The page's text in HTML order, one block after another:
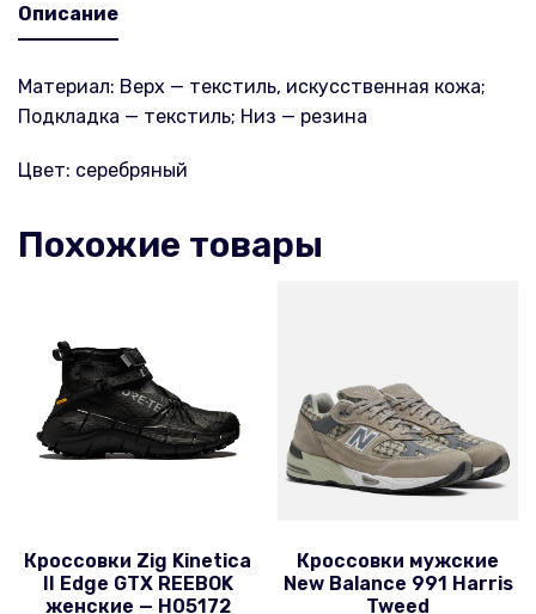
Описание
Материал: Верх — текстиль, искусственная кожа;
Подкладка — текстиль; Низ — резина
Цвет: серебряный
Похожие товары
Кроссовки Zig Kinetica
II Edge GTX REEBOK
женские — H05172
Кроссовки мужские
New Balance 991 Harris
Tweed